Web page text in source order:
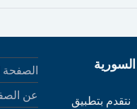
بتطبيق
الصفحة
عن